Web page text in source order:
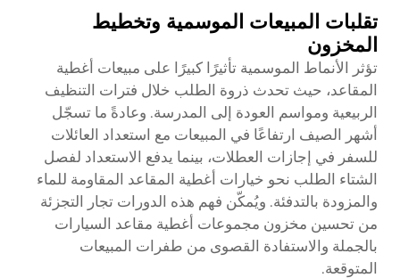
تقلبات المبيعات الموسمية وتخطيط
المخزون
تؤثر الأنماط الموسمية تأثيرًا كبيرًا على مبيعات أغطية
المقاعد، حيث تحدث ذروة الطلب خلال فترات التنظيف
الربيعية ومواسم العودة إلى المدرسة. وعادةً ما تسجّل
أشهر الصيف ارتفاعًا في المبيعات مع استعداد العائلات
للسفر في إجازات العطلات، بينما يدفع الاستعداد لفصل
الشتاء الطلب نحو خيارات أغطية المقاعد المقاومة للماء
والمزودة بالتدفئة. ويُمكّن فهم هذه الدورات تجار التجزئة
من تحسين مخزون مجموعات أغطية مقاعد السيارات
بالجملة والاستفادة القصوى من طفرات المبيعات
المتوقعة.